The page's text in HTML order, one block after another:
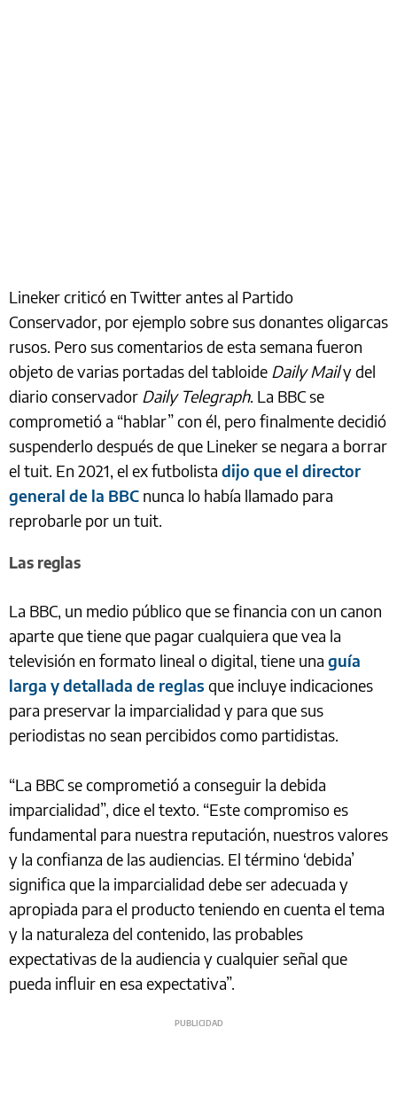
Lineker criticó en Twitter antes al Partido
Conservador, por ejemplo sobre sus donantes oligarcas
rusos. Pero sus comentarios de esta semana fueron
objeto de varias portadas del tabloide Daily Maily del
diario conservador Daily Telegraph. La BBC se
comprometió a “hablar” con él, pero finalmente decidió
suspenderlo después de que Lineker se negara a borrar
el tuit. En 2021, el ex futbolista dijo que el director
general de la BBC nunca lo había llamado para
reprobarle por un tuit.
Las reglas
La BBC, un medio público que se financia con un canon
aparte que tiene que pagar cualquiera que vea la
televisión en formato lineal o digital, tiene una guía
larga y detallada de reglas que incluye indicaciones
para preservar la imparcialidad y para que sus
periodistas no sean percibidos como partidistas.
“La BBC se comprometió a conseguir la debida
imparcialidad”, dice el texto. “Este compromiso es
fundamental para nuestra reputación, nuestros valores
y la confianza de las audiencias. El término ‘debida’
significa que la imparcialidad debe ser adecuada y
apropiada para el producto teniendo en cuenta el tema
y la naturaleza del contenido, las probables
expectativas de la audiencia y cualquier señal que
pueda influir en esa expectativa”.